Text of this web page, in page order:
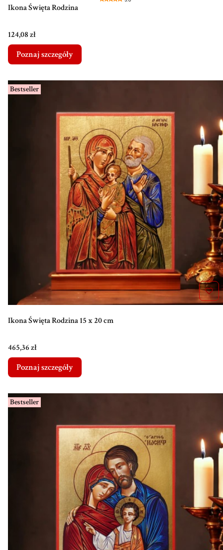
Ikona Święta Rodzina
Cena
124,08 zł
Poznaj szczegóły
Bestseller
Ikona Święta Rodzina 15 x 20 cm
Cena
465,36 zł
Poznaj szczegóły
Bestseller